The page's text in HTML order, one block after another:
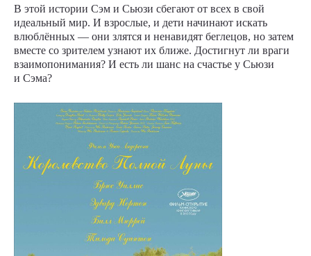
В этой истории Сэм и Сьюзи сбегают от всех в свой
идеальный мир. И взрослые, и дети начинают искать
влюблённых — они злятся и ненавидят беглецов, но затем
вместе со зрителем узнают их ближе. Достигнут ли враги
взаимопонимания? И есть ли шанс на счастье у Сьюзи
и Сэма?